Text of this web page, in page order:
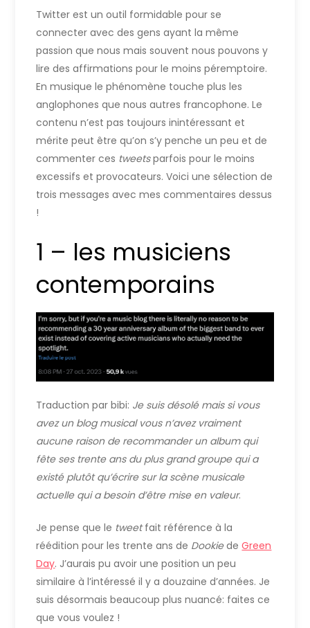
Twitter est un outil formidable pour se
connecter avec des gens ayant la même
passion que nous mais souvent nous pouvons y
lire des affirmations pour le moins péremptoire.
En musique le phénomène touche plus les
anglophones que nous autres francophone. Le
contenu n’est pas toujours inintéressant et
mérite peut être qu’on s’y penche un peu et de
commenter ces tweetsparfois pour le moins
excessifs et provocateurs. Voici une sélection de
trois messages avec mes commentaires dessus
!
1 – les musiciens
contemporains
Traduction par bibi: Je suis désolé mais si vous
avez un blog musical vous n’avez vraiment
aucune raison de recommander un album qui
fête ses trente ans du plus grand groupe qui a
existé plutôt qu’écrire sur la scène musicale
actuelle qui a besoin d’être mise en valeur.
Je pense que le tweetfait référence à la
réédition pour les trente ans de DookiedeGreen
Day. J’aurais pu avoir une position un peu
similaire à l’intéressé il y a douzaine d’années. Je
suis désormais beaucoup plus nuancé: faites ce
que vous voulez !